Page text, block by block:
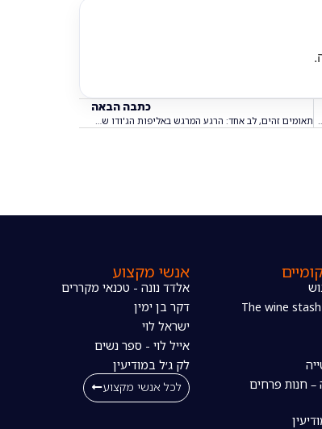
ילד חדש ומתקדם במודיעין
כתבה הבאה
תאומים זהים, לב אחד: הרגע המרגש באליפות הג'ודו שכבש את מודיעין
– חנות פרחים
אנשי מקצוע
אלדד נונה - טכנאי מקררים
דקר בן ימין
ישראל לוי
אייל לוי - ספר נשים
לק ג׳ל במודיעין
לכל אנשי מקצוע